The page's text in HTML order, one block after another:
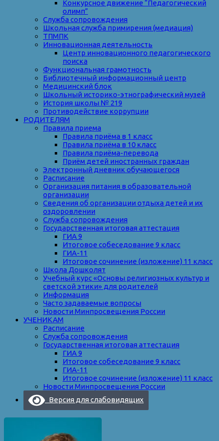
Конкурсное движение “Педагогический
олимп”
Служба сопровождения
Школьная служба примирения (медиация)
ТПМПК
Инновационная деятельность
Центр инновационного педагогического
поиска
Функциональная грамотность
Библиотечный информационный центр
Медицинский блок
Школьный историко-этнографический музей
История школы № 219
Противодействие коррупции
РОДИТЕЛЯМ
Правила приема
Правила приёма в 1 класс
Правила приёма в 10 класс
Правила приёма-перевода
Приём детей иностранных граждан
Электронный дневник обучающегося
Расписание
Организация питания в образовательной
организации
Сведения об организации отдыха детей и их
оздоровлении
Служба сопровождения
Государственная итоговая аттестация
ГИА 9
Итоговое собеседование 9 класс
ГИА-11
Итоговое сочинение (изложение) 11 класс
Школа Дошколят
Учебный курс «Основы религиозных культур и
светской этики» для родителей
Информация
Часто задаваемые вопросы
Новости Минпросвещения России
УЧЕНИКАМ
Расписание
Служба сопровождения
Государственная итоговая аттестация
ГИА 9
Итоговое собеседование 9 класс
ГИА-11
Итоговое сочинение (изложение) 11 класс
Новости Минпросвещения России
Версия для слабовидящих